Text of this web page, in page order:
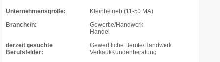
Unternehmensgröße:
Kleinbetrieb (11-50 MA)
Branche/n:
Gewerbe/Handwerk
Handel
derzeit gesuchte
Berufsfelder:
Gewerbliche Berufe/Handwerk
Verkauf/Kundenberatung